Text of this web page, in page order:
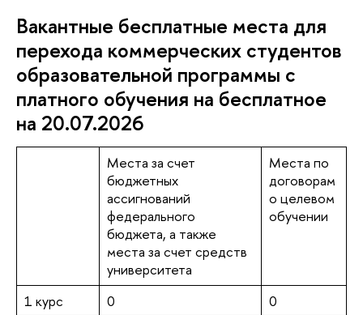
Вакантные бесплатные места для
перехода коммерческих студентов
образовательной программы с
платного обучения на бесплатное
на 20.07.2026
Места за счет
бюджетных
ассигнований
федерального
бюджета, а также
места за счет средств
университета
Места по
договорам
о целевом
обучении
1 курс 0
0